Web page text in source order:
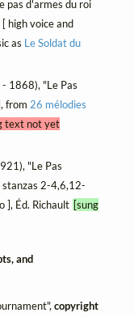
pas d'armes du roi
high voice and
as Le Soldat du
1868), "Le Pas
from 26 mélodies
text not yet
"Le Pas
stanzas 2-4,6,12-
], Éd. Richault [sung
and
copyright